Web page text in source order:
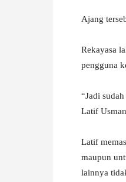
M
A
Ajang
Rekayasa
pengguna
“Jadi
Latif
Latif
maupun
lainnya